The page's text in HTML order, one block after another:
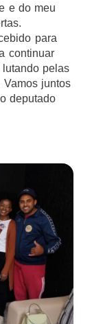
e do meu
para
continuar
pelas
juntos
deputado